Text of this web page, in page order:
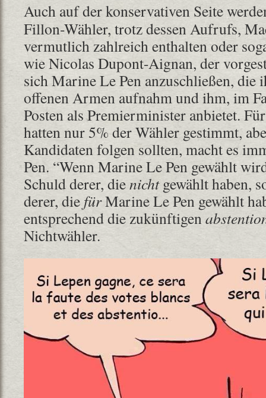
Auch auf der konservativen Seite
Fillon-Wähler, trotz dessen Aufrufs,
vermutlich zahlreich enthalten oder
wie Nicolas Dupont-Aignan, der
sich Marine Le Pen anzuschließen, die
offenen Armen aufnahm und ihm, im
Posten als Premierminister anbietet.
hatten nur 5% der Wähler gestimmt,
Kandidaten folgen sollten, macht es
Pen. “Wenn Marine Le Pen gewählt
Schuld derer, dienichtgewählt haben,
derer, die fürMarine Le Pen gewählt
entsprechend die zukünftigen
Nichtwähler.